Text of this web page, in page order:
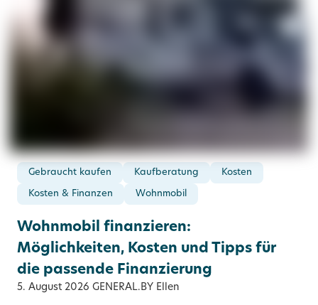
Gebraucht kaufen Kaufberatung Kosten
Kosten & Finanzen Wohnmobil
Wohnmobil finanzieren:
Möglichkeiten, Kosten und Tipps für
die passende Finanzierung
5. August 2026 GENERAL.BY Ellen